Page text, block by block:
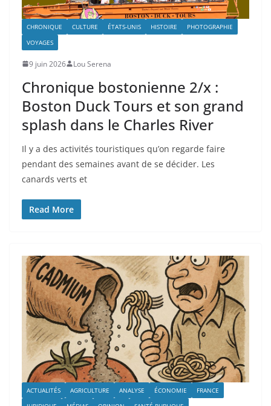
CHRONIQUE CULTURE ÉTATS-UNIS HISTOIRE
PHOTOGRAPHIE
VOYAGES
9 juin 2026 Lou Serena
Chronique bostonienne 2/x :
Boston Duck Tours et son grand
splash dans le Charles River
Il y a des activités touristiques qu’on regarde faire
pendant des semaines avant de se décider. Les
canards verts et
Read More
ACTUALITÉS AGRICULTURE ANALYSE ÉCONOMIE
FRANCE